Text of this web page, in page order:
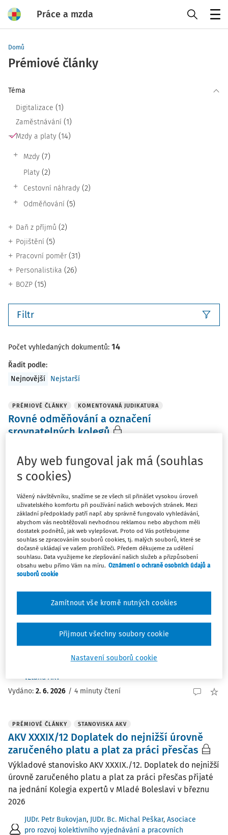
Práce a mzda
Domů
Prémiové články
Téma
Digitalizace (1)
Zaměstnávání (1)
Mzdy a platy (14)
Mzdy (7)
Platy (2)
Cestovní náhrady (2)
Odměňování (5)
Daň z příjmů (2)
Pojištění (5)
Pracovní poměr (31)
Personalistika (26)
BOZP (15)
Filtr
Počet vyhledaných dokumentů: 14
Řadit podle:
Nejnovější
Nejstarší
PRÉMIOVÉ ČLÁNKY KOMENTOVANÁ JUDIKATURA
Rovné odměňování a označení
srovnatelných kolegů
důkazním břemenem zaměstnance v diskriminačních
sporech o odměňování. Vyjasnil především, jak konkrétní
musí být tvrzení zaměstnance při označování
srovnatelných kolegů — a kde končí jeho důkazní ...
Ráchel Kouklíková,Mgr. Jakub Málek
Vydáno: 4. 6. 2026 4 minuty čtení
PRÉMIOVÉ ČLÁNKY STANOVISKA AKV
AKV XXXIX/13 Kolize ujednání v kolektivní
Výkladové stanovisko AKV XXXIX./13. Kolize ujednání v
kolektivní smlouvě s předpisy o odměňování platem
přijaté na jednání Kolegia expertů v Mladé Boleslavi v
JUDr. Petr Bukovjan,JUDr. Bc. Michal Peškar
vztahů AKV
Vydáno: 2. 6. 2026 / 4 minuty čtení
PRÉMIOVÉ ČLÁNKY STANOVISKA AKV
AKV XXXIX/12 Doplatek do nejnižší úrovně
zaručeného platu a plat za práci přesčas
Výkladové stanovisko AKV XXXIX./12. Doplatek do nejnižší
úrovně zaručeného platu a plat za práci přesčas přijaté
na jednání Kolegia expertů v Mladé Boleslavi v březnu
2026
JUDr. Petr Bukovjan, JUDr. Bc. Michal Peškar, Asociace
pro rozvoj kolektivního vyjednávání a pracovních
Aby web fungoval jak má (souhlas
s cookies)
Vážený návštěvníku, snažíme se ze všech sil přinášet vysokou úroveň
uživatelského komfortu při používání našich webových stránek. Mezi
základní předpoklady patří např. aby správně fungovalo vyhledávání,
abychom vás neobtěžovali nevhodnou reklamou nebo abychom měli
dostatek podnětů, jak web vylepšovat. Proto od Vás potřebujeme
souhlas se zpracováním souborů cookies, tj. malých souborů, které se
dočasně ukládají ve vašem prohlížeči. Předem děkujeme za udělení
souhlasu. Data využijeme ke zlepšování našich služeb a přizpůsobení
obsahu webu přímo Vám na míru. Oznámení o ochraně osobních údajů a
souborů cookie
Nastavení souborů cookie
Zamítnout vše kromě nutných cookies
Přijmout všechny soubory cookie